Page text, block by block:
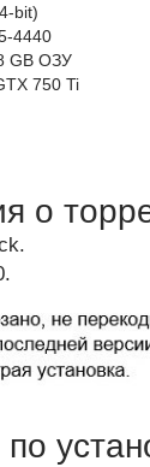
bit)
4440
GB ОЗУ
750 Ti
о